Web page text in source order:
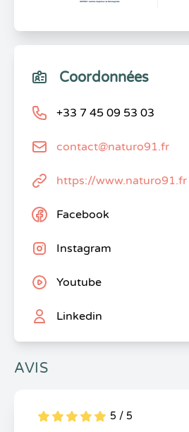
Coordonnées
+33 7 45 09 53 03
contact@naturo91.fr
https://www.naturo91.fr
Facebook
Instagram
Youtube
Linkedin
AVIS
5
1
5
0 5 / 5